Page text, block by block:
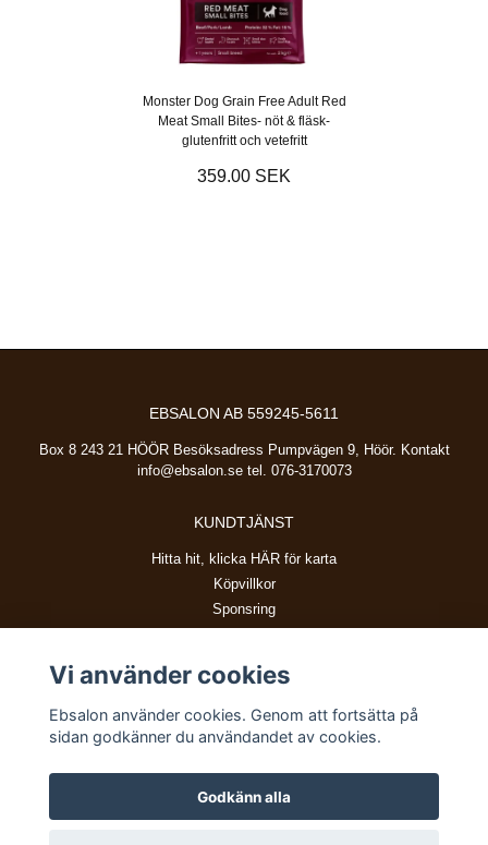
Monster Dog Grain Free Adult Red
Meat Small Bites- nöt & fläsk-
glutenfritt och vetefritt
359.00 SEK
EBSALON AB 559245-5611
Box 8 243 21 HÖÖR Besöksadress Pumpvägen 9, Höör. Kontakt
info@ebsalon.setel. 076-3170073
KUNDTJÄNST
Hitta hit, klicka HÄR för karta
Köpvillkor
Sponsring
BETALSÄTT
Vi använder cookies
Ebsalon använder cookies. Genom att fortsätta på
sidan godkänner du användandet av cookies.
Godkänn alla